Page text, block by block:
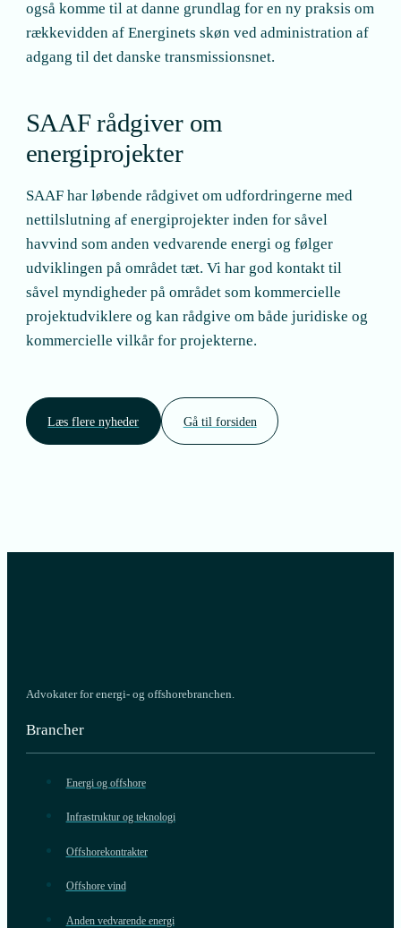
også komme til at danne grundlag for en ny praksis om
rækkevidden af Energinets skøn ved administration af
adgang til det danske transmissionsnet.
SAAF rådgiver om
energiprojekter
SAAF har løbende rådgivet om udfordringerne med
nettilslutning af energiprojekter inden for såvel
havvind som anden vedvarende energi og følger
udviklingen på området tæt. Vi har god kontakt til
såvel myndigheder på området som kommercielle
projektudviklere og kan rådgive om både juridiske og
kommercielle vilkår for projekterne.
Læs flere nyheder Gå til forsiden
Advokater for energi- og offshorebranchen.
Brancher
Energi og offshore
Infrastruktur og teknologi
Offshorekontrakter
Offshore vind
Anden vedvarende energi